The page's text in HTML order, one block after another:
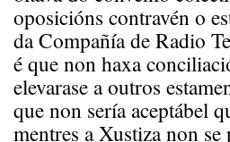
oposicións contravén o
da Compañía de Radio
é que non haxa
elevarase a outros
que non sería aceptábel
mentres a Xustiza non